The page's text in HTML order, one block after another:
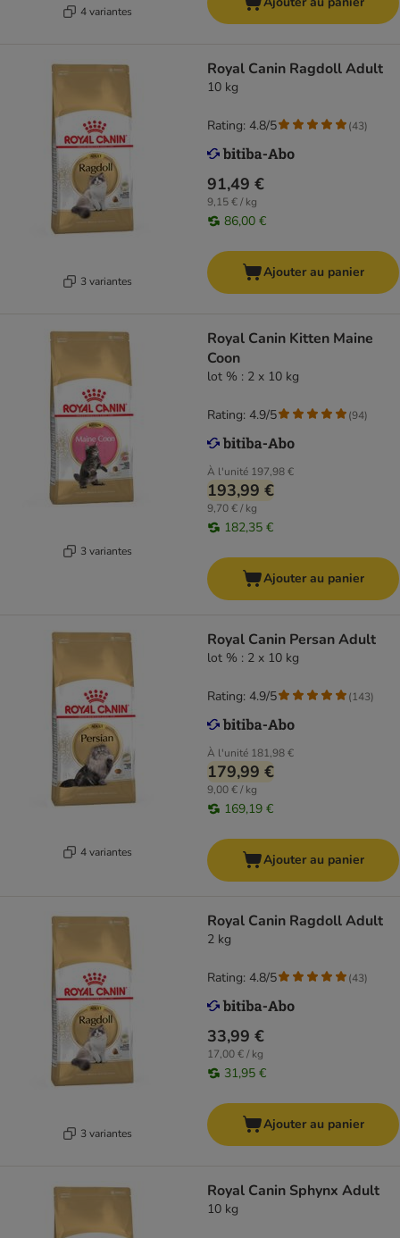
4 variantes
3 variantes
Royal Canin Ragdoll Adult
10 kg
91,49 €
9,15 € / kg
86,00 €
Rating: 4.8/5 (43)
Ajouter au panier
3 variantes
Royal Canin Kitten Maine
Coon
lot % : 2 x 10 kg
À l'unité 197,98 €
193,99 €
9,70 € / kg
182,35 €
Rating: 4.9/5 (94)
Ajouter au panier
4 variantes
Royal Canin Persan Adult
lot % : 2 x 10 kg
À l'unité 181,98 €
179,99 €
9,00 € / kg
169,19 €
Rating: 4.9/5 (143)
Ajouter au panier
3 variantes
Royal Canin Ragdoll Adult
2 kg
33,99 €
17,00 € / kg
31,95 €
Rating: 4.8/5 (43)
Ajouter au panier
Royal Canin Sphynx Adult
10 kg